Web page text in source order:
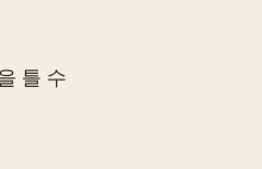
틀 수